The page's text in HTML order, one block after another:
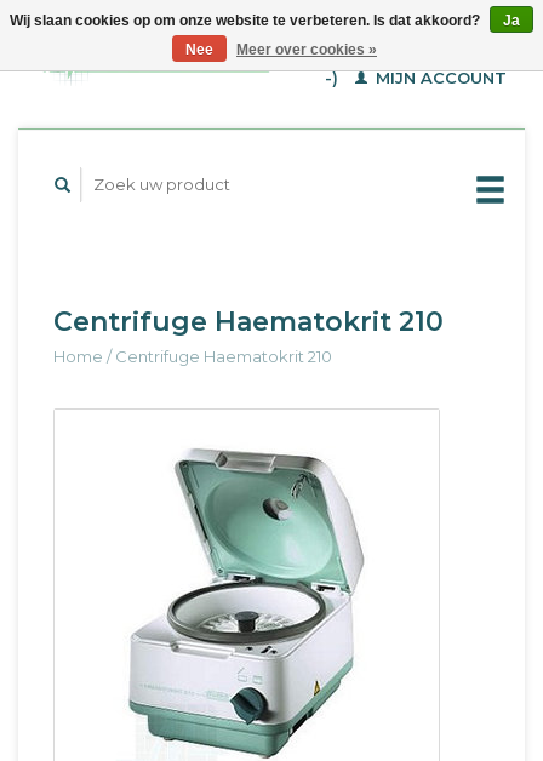
WINKELWAGEN (€--,-
-)
MIJN ACCOUNT
Centrifuge Haematokrit 210
Home /Centrifuge Haematokrit 210
Wij slaan cookies op om onze website te verbeteren. Is dat akkoord?
Ja
Nee
Meer over cookies »